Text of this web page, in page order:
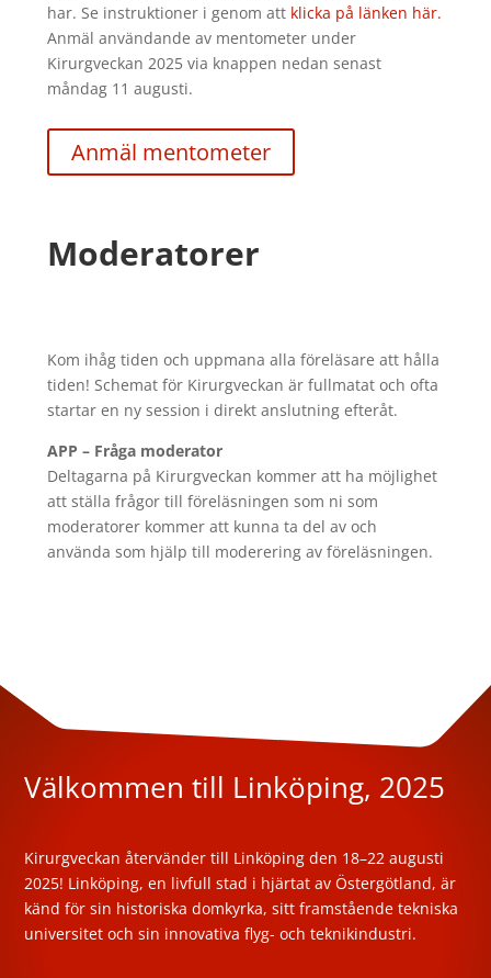
har. Se instruktioner i genom att klicka på länken här.
Anmäl användande av mentometer under
Kirurgveckan 2025 via knappen nedan senast
måndag 11 augusti.
Anmäl mentometer
Moderatorer
Kom ihåg tiden och uppmana alla föreläsare att hålla
tiden! Schemat för Kirurgveckan är fullmatat och ofta
startar en ny session i direkt anslutning efteråt.
APP – Fråga moderator
Deltagarna på Kirurgveckan kommer att ha möjlighet
att ställa frågor till föreläsningen som ni som
moderatorer kommer att kunna ta del av och
använda som hjälp till moderering av föreläsningen.
Välkommen till Linköping, 2025
Kirurgveckan återvänder till Linköping den 18–22 augusti
2025! Linköping, en livfull stad i hjärtat av Östergötland, är
känd för sin historiska domkyrka, sitt framstående tekniska
universitet och sin innovativa flyg- och teknikindustri.